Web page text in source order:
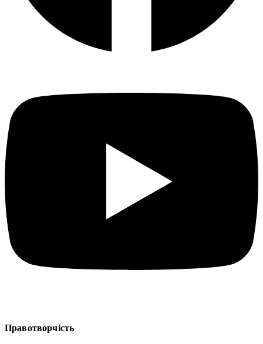
Правотворчість